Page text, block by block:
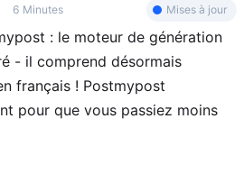
6 Minutes Mises à jour
: le moteur de génération
- il comprend désormais
français ! Postmypost
pour que vous passiez moins